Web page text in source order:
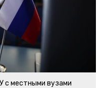
с местными вузами